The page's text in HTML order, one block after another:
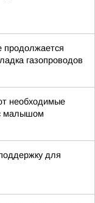
продолжается
газопроводов
необходимые
малышом
для